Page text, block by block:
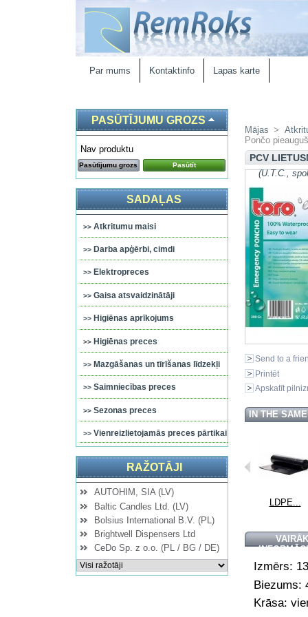
Par mums Kontaktinfo Lapas karte
PASŪTĪJUMU GROZS
Nav produktu
Pasūtījumu grozs Pasūtīt
SADAĻAS
Atkritumu maisi
Darba apģērbi, cimdi
Elektropreces
Gaisa atsvaidzinātāji
Higiēnas aprīkojums
Higiēnas preces
Mazgāšanas un tīrīšanas līdzekļi
Saimniecības preces
Sezonas preces
Vienreizlietojamās preces pārtikai
RAŽOTĀJI
AUTOHIM, SIA (LV)
Baltic Candles Ltd. (LV)
Bolsius International B.V. (PL)
Brightwell Dispensers Ltd
CeDo Sp. z o.o. (PL / BG / DE)
Mājas >
Pončo
PCV
(U.T.C.,
Send to a
Printēt
Apskatīt
IN THE
LDPE... LDPE... LDPE...
VAIRĀK
Izmērs:
Biezums:
Krāsa: